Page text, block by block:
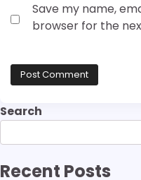
Save my name,
browser for the
Search
Recent Posts